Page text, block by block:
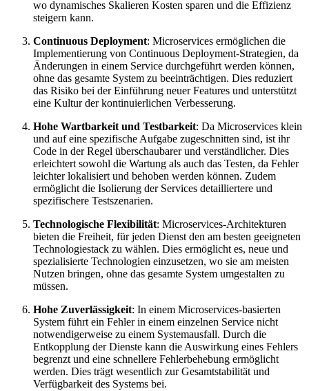
wo dynamisches Skalieren Kosten sparen und die Effizienz
steigern kann.
Continuous Deployment: Microservices ermöglichen die
Implementierung von Continuous Deployment-Strategien, da
Änderungen in einem Service durchgeführt werden können,
ohne das gesamte System zu beeinträchtigen. Dies reduziert
das Risiko bei der Einführung neuer Features und unterstützt
eine Kultur der kontinuierlichen Verbesserung.
Hohe Wartbarkeit und Testbarkeit: Da Microservices klein
und auf eine spezifische Aufgabe zugeschnitten sind, ist ihr
Code in der Regel überschaubarer und verständlicher. Dies
erleichtert sowohl die Wartung als auch das Testen, da Fehler
leichter lokalisiert und behoben werden können. Zudem
ermöglicht die Isolierung der Services detailliertere und
spezifischere Testszenarien.
Technologische Flexibilität: Microservices-Architekturen
bieten die Freiheit, für jeden Dienst den am besten geeigneten
Technologiestack zu wählen. Dies ermöglicht es, neue und
spezialisierte Technologien einzusetzen, wo sie am meisten
Nutzen bringen, ohne das gesamte System umgestalten zu
müssen.
Hohe Zuverlässigkeit: In einem Microservices-basierten
System führt ein Fehler in einem einzelnen Service nicht
notwendigerweise zu einem Systemausfall. Durch die
Entkopplung der Dienste kann die Auswirkung eines Fehlers
begrenzt und eine schnellere Fehlerbehebung ermöglicht
werden. Dies trägt wesentlich zur Gesamtstabilität und
Verfügbarkeit des Systems bei.